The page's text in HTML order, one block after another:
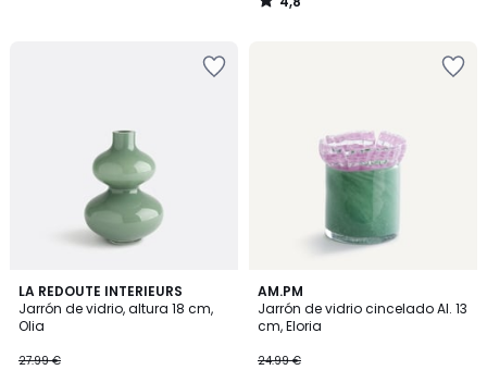
/
LA REDOUTE INTERIEURS
Jarrón de vidrio, altura 18 cm,
Olia
27.99 €
5
/
5
AM.PM
Jarrón de vidrio cincelado Al. 13
cm, Eloria
24.99 €
4,3
/ 5